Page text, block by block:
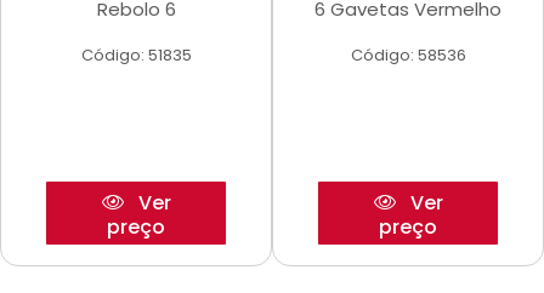
Rebolo 6
Código: 51835
Ver
preço
6 Gavetas Vermelho
Código: 58536
Ver
preço